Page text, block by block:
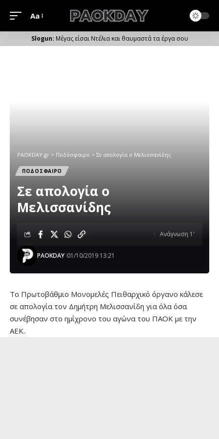
Μέγεθος
Γραμματοσειράς
Aa
Μέγας είσαι Ντέλια και θαυμαστά τα έργα σου
PAOKDAY.gr > Ποδόσφαιρο > Σε απολογία ο Μελισσανίδης
ΠΟΔΟΣΦΑΙΡΟ
Σε απολογία ο
Μελισσανίδης
PAOKDAY 01/10/2019 13:21
Ανάγνωση 1'
Το Πρωτοβάθμιο Μονομελές Πειθαρχικό όργανο κάλεσε
σε απολογία τον Δημήτρη Μελισσανίδη για όλα όσα
συνέβησαν στο ημίχρονο του αγώνα του ΠΑΟΚ με την
ΑΕΚ.